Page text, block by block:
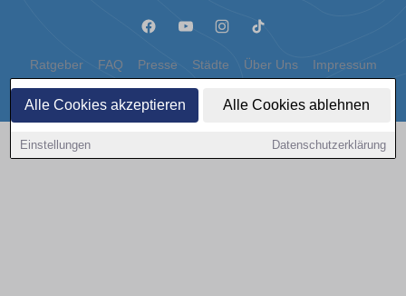
Alle Cookies akzeptieren Alle Cookies ablehnen
Einstellungen Datenschutzerklärung
Ratgeber FAQ Presse Städte Über Uns Impressum
Datenschutz Cookies
Copyright © 2000 - 2026 | 1A Infosysteme GmbH | Content by: 1a-sites-autos